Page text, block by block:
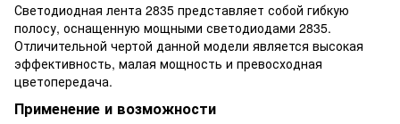
Светодиодная лента 2835 представляет собой гибкую
полосу, оснащенную мощными светодиодами 2835.
Отличительной чертой данной модели является высокая
эффективность, малая мощность и превосходная
цветопередача.
Применение и возможности